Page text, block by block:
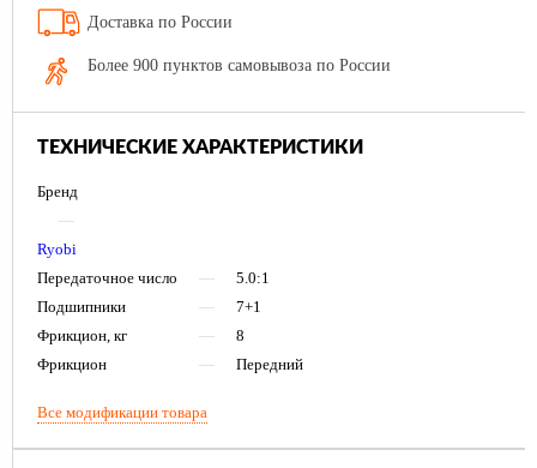
Доставка по России
Более 900 пунктов самовывоза по России
ТЕХНИЧЕСКИЕ ХАРАКТЕРИСТИКИ
Бренд
—
Ryobi
Передаточное число
—
5.0:1
Подшипники
—
7+1
Фрикцион, кг
—
8
Фрикцион
— Передний
Все модификации товара